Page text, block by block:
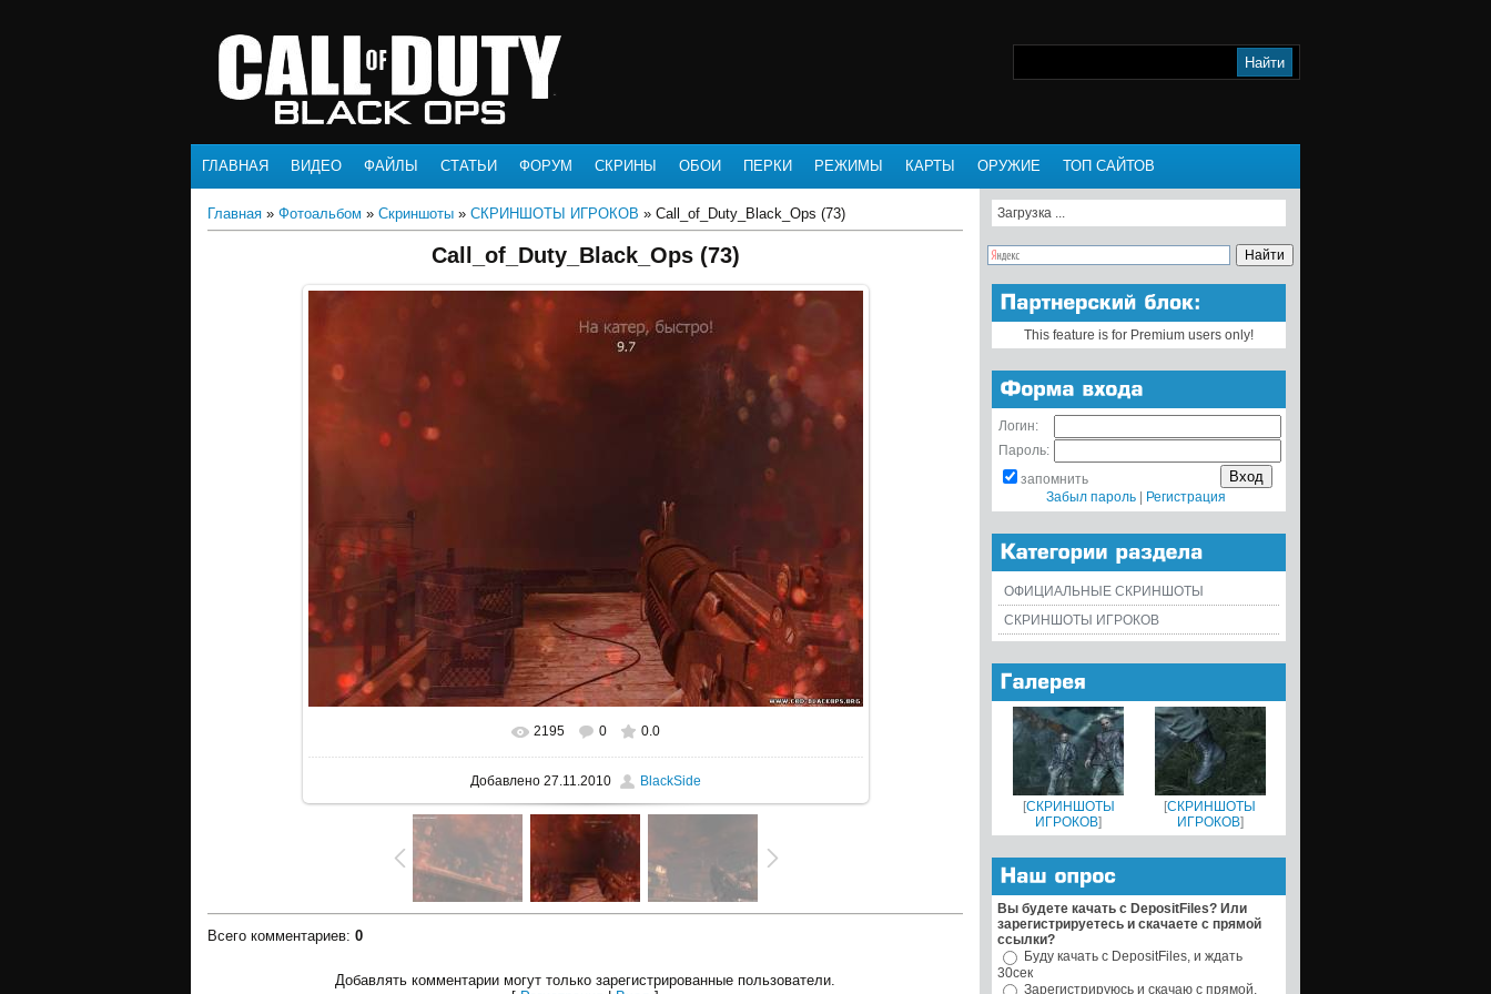
ГЛАВНАЯ ВИДЕО ФАЙЛЫ СТАТЬИ ФОРУМ СКРИНЫ ОБОИ ПЕРКИ РЕЖИМЫ КАРТЫ ОРУЖИЕ ТОП САЙТОВ
Главная » Фотоальбом » Скриншоты » СКРИНШОТЫ ИГРОКОВ » Call_of_Duty_Black_Ops (73)
Call_of_Duty_Black_Ops (73)
В реальном размере 1024x768
2195 0 0.0
Добавлено27.11.2010 BlackSide
Всего комментариев: 0
Добавлять комментарии могут только зарегистрированные пользователи.
Загрузка ...
This feature is for Premium users only!
Логин:
Пароль:
запомнить
Забыл пароль| Регистрация
ОФИЦИАЛЬНЫЕ СКРИНШОТЫ
СКРИНШОТЫ ИГРОКОВ
[СКРИНШОТЫ
ИГРОКОВ]
[СКРИНШОТЫ
ИГРОКОВ]
Вы будете качать с DepositFiles? Или
зарегистрируетесь и скачаете с прямой
ссылки?
Буду качать с DepositFiles, и ждать
30сек
Зарегистрируюсь и скачаю с прямой,